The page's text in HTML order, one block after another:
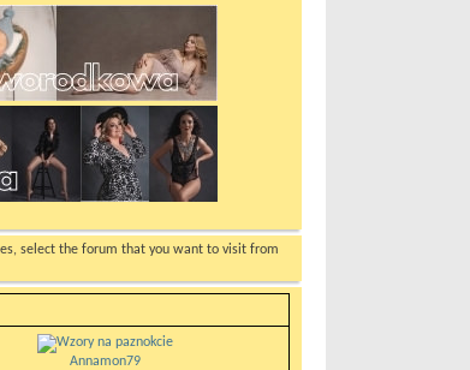
select the forum that you want to visit from
Annamon79